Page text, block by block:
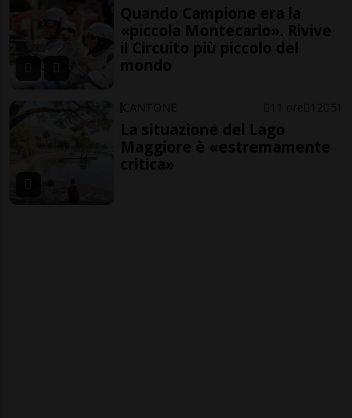
Quando Campione era la
«piccola Montecarlo». Rivive
il Circuito più piccolo del
mondo
CANTONE 11 ore 12 51
La situazione del Lago
Maggiore è «estremamente
critica»